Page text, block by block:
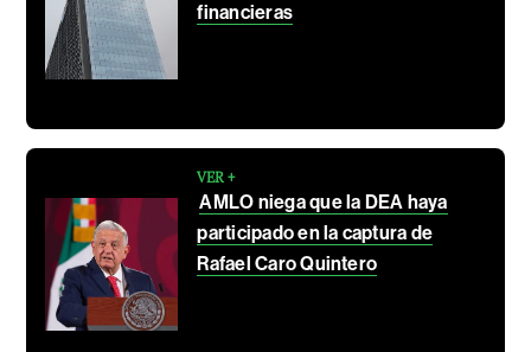
financieras
VER +
AMLO niega que la DEA haya
participado en la captura de
Rafael Caro Quintero